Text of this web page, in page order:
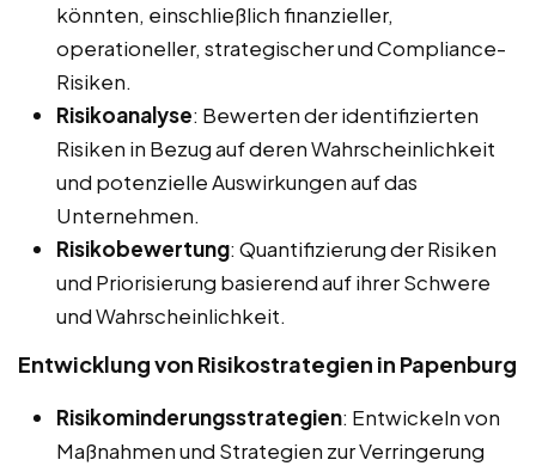
könnten, einschließlich finanzieller,
operationeller, strategischer und Compliance-
Risiken.
Risikoanalyse: Bewerten der identifizierten
Risiken in Bezug auf deren Wahrscheinlichkeit
und potenzielle Auswirkungen auf das
Unternehmen.
Risikobewertung: Quantifizierung der Risiken
und Priorisierung basierend auf ihrer Schwere
und Wahrscheinlichkeit.
Entwicklung von Risikostrategien in Papenburg
Risikominderungsstrategien: Entwickeln von
Maßnahmen und Strategien zur Verringerung